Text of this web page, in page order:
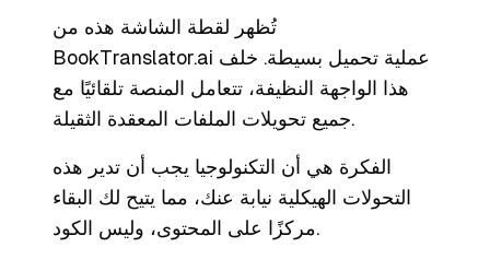
تُظهر لقطة الشاشة هذه من
BookTranslator.ai عملية تحميل بسيطة. خلف
هذا الواجهة النظيفة، تتعامل المنصة تلقائيًا مع
جميع تحويلات الملفات المعقدة الثقيلة.
الفكرة هي أن التكنولوجيا يجب أن تدير هذه
التحولات الهيكلية نيابة عنك، مما يتيح لك البقاء
مركزًا على المحتوى، وليس الكود.